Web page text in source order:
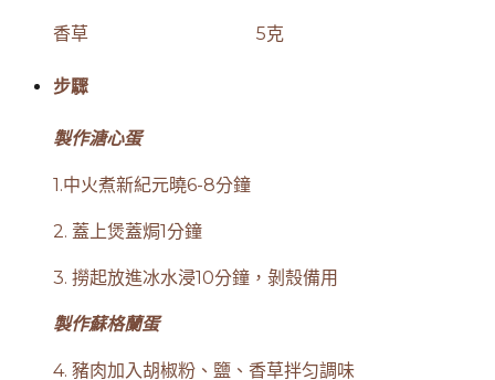
香草 5克
步驟
製作溏心蛋
1.中火煮新紀元曉6-8分鐘
2. 蓋上煲蓋焗1分鐘
3. 撈起放進冰水浸10分鐘，剝殼備用
製作蘇格蘭蛋
4. 豬肉加入胡椒粉、鹽、香草拌匀調味